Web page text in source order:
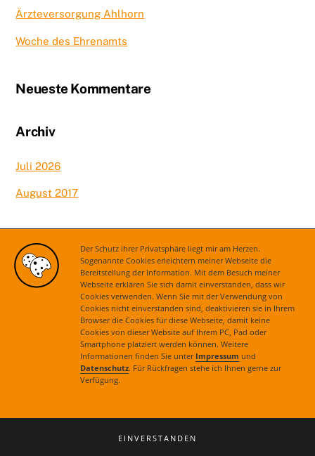
Der Schutz ihrer Privatsphäre liegt mir am Herzen.
Sogenannte Cookies erleichtern meiner Webseite die
Bereitstellung der Information. Mit dem Besuch meiner
Webseite erklären Sie sich damit einverstanden, dass wir
Cookies verwenden. Wenn Sie mit der Verwendung von
Cookies nicht einverstanden sind, deaktivieren sie in Ihrem
Browser die Cookies für diese Webseite, damit keine
Cookies von dieser Website auf Ihrem PC, Pad oder
Smartphone platziert werden können. Weitere
Informationen finden Sie unter Impressum und
Datenschutz. Für Rückfragen stehe ich Ihnen gerne zur
Verfügung.
EINVERSTANDEN
Ärzteversorgung Ahlhorn
Woche des Ehrenamts
Neueste Kommentare
Archiv
Juli 2026
August 2017
Kategorien
Aktuelles
Kontakt|Impressum|Datenschutz